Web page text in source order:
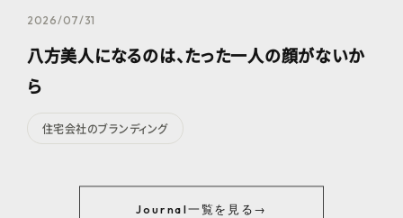
2026/07/31
八方美人になるのは、たった一人の顔がないか
ら
住宅会社のブランディング
Journal一覧を見る→